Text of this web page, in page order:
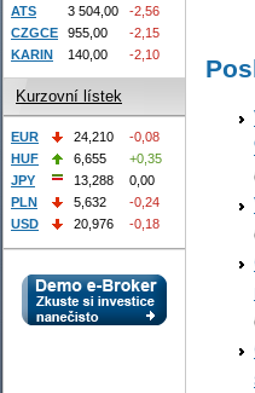
ATS
3 504,00
-2,56
CZGCE
955,00
-2,15
KARIN
140,00 -2,10
Kurzovní lístek
EUR 24,210
-0,08
HUF
6,655
+0,35
JPY
13,288
0,00
PLN
5,632
-0,24
USD
20,976 -0,18